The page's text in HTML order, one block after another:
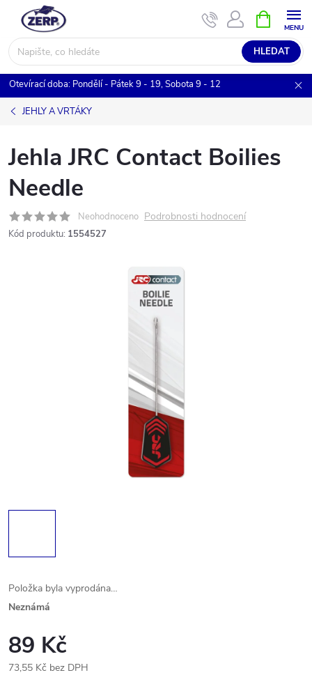
obsah
HLEDAT
NÁKUPNÍ
KOŠÍK
Otevírací doba: Pondělí - Pátek 9 - 19, Sobota 9 - 12
JEHLY A VRTÁKY
Jehla JRC Contact Boilies
Needle
Neohodnoceno Podrobnosti hodnocení
Kód produktu: 1554527
Položka byla vyprodána…
Neznámá
89 Kč
73,55 Kč bez DPH